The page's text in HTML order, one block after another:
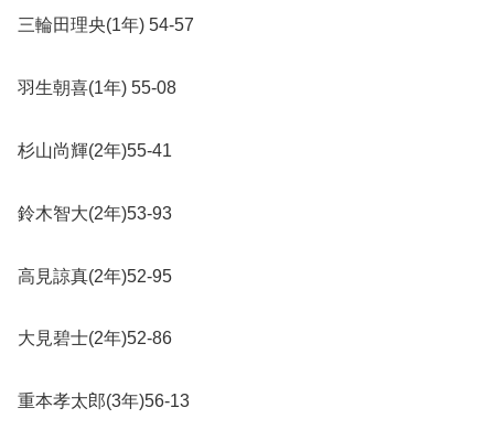
三輪田理央(1年) 54-57
羽生朝喜(1年) 55-08
杉山尚輝(2年)55-41
鈴木智大(2年)53-93
高見諒真(2年)52-95
大見碧士(2年)52-86
重本孝太郎(3年)56-13